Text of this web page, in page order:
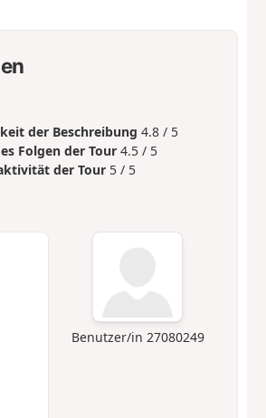
der Beschreibung 4.8 / 5
Folgen der Tour 4.5 / 5
der Tour 5 / 5
Benutzer/in 27080249